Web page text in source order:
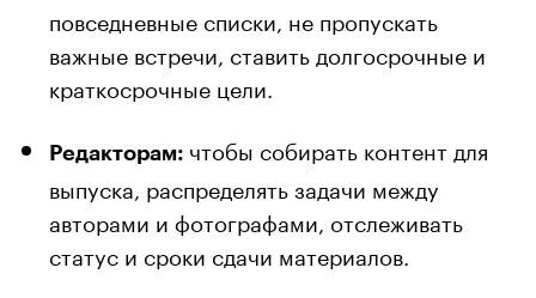
повседневные списки, не пропускать
важные встречи, ставить долгосрочные и
краткосрочные цели.
Редакторам: чтобы собирать контент для
выпуска, распределять задачи между
авторами и фотографами, отслеживать
статус и сроки сдачи материалов.